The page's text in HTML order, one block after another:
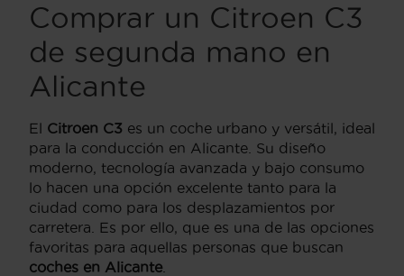
Comprar un Citroen C3
de segunda mano en
Alicante
El Citroen C3 es un coche urbano y versátil, ideal
para la conducción en Alicante. Su diseño
moderno, tecnología avanzada y bajo consumo
lo hacen una opción excelente tanto para la
ciudad como para los desplazamientos por
carretera. Es por ello, que es una de las opciones
favoritas para aquellas personas que buscan
coches en Alicante